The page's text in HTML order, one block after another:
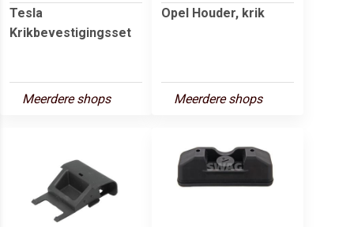
Tesla
Krikbevestigingsset
Meerdere shops
Opel Houder, krik
Meerdere shops